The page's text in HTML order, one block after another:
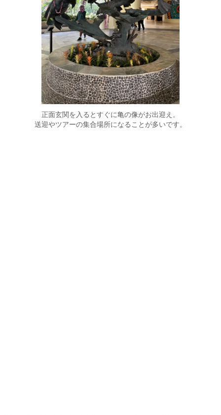
正面玄関を入るとすぐに亀の像がお出迎え。
送迎やツアーの集合場所になることが多いです。